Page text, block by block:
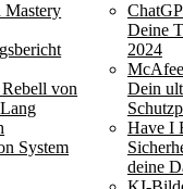
Mastery
von
System
Deine
2024
Dein
Have I
deine